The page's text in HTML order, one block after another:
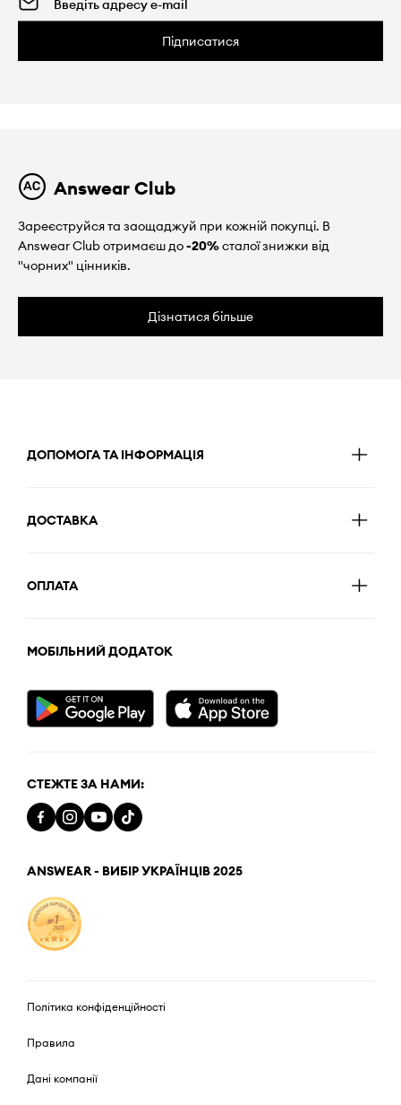
Підписатися
Answear Club
Зареєструйся та заощаджуй при кожній покупці. В
Answear Club отримаєш до-20%сталої знижки від
"чорних" цінників.
Дізнатися більше
ДОПОМОГА ТА ІНФОРМАЦІЯ
ДОСТАВКА
ОПЛАТА
МОБІЛЬНИЙ ДОДАТОК
СТЕЖТЕ ЗА НАМИ:
ANSWEAR - ВИБІР УКРАЇНЦІВ 2025
Політика конфіденційності
Правила
Дані компанії